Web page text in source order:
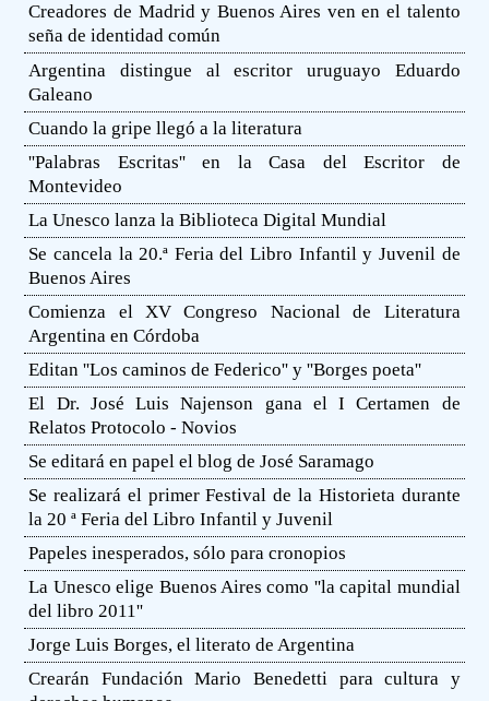
Creadores de Madrid y Buenos Aires ven en el talento
seña de identidad común
Argentina distingue al escritor uruguayo Eduardo
Galeano
Cuando la gripe llegó a la literatura
''Palabras Escritas'' en la Casa del Escritor de
Montevideo
La Unesco lanza la Biblioteca Digital Mundial
Se cancela la 20.ª Feria del Libro Infantil y Juvenil de
Buenos Aires
Comienza el XV Congreso Nacional de Literatura
Argentina en Córdoba
Editan ''Los caminos de Federico'' y ''Borges poeta''
El Dr. José Luis Najenson gana el I Certamen de
Relatos Protocolo - Novios
Se editará en papel el blog de José Saramago
Se realizará el primer Festival de la Historieta durante
la 20 ª Feria del Libro Infantil y Juvenil
Papeles inesperados, sólo para cronopios
La Unesco elige Buenos Aires como ''la capital mundial
del libro 2011''
Jorge Luis Borges, el literato de Argentina
Crearán Fundación Mario Benedetti para cultura y